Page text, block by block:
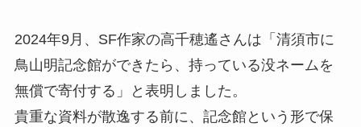
2024年9月、SF作家の高千穂遙さんは「清須市に
鳥山明記念館ができたら、持っている没ネームを
無償で寄付する」と表明しました。
貴重な資料が散逸する前に、記念館という形で保